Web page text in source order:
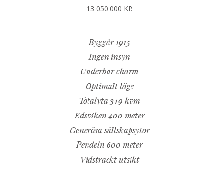
13 050 000 KR
Byggår 1915
Ingen insyn
Underbar charm
Optimalt läge
Totalyta 349 kvm
Edsviken 400 meter
Generösa sällskapsytor
Pendeln 600 meter
Vidsträckt utsikt